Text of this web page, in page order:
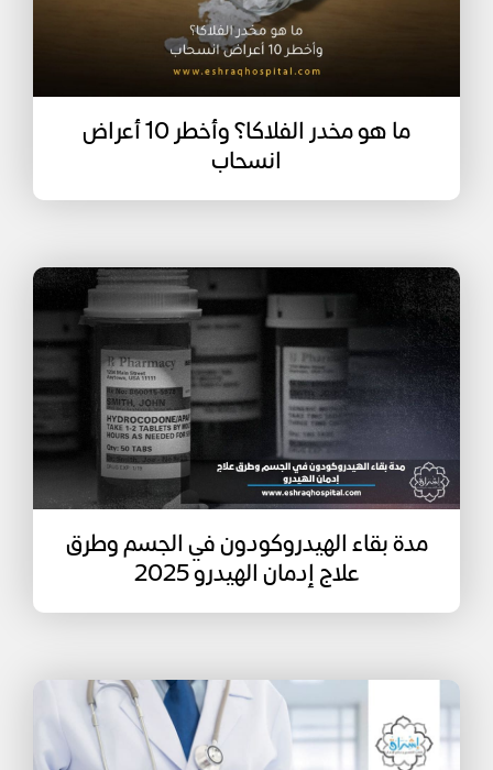
ما هو مخدر الفلاكا؟ وأخطر 10 أعراض
انسحاب
مدة بقاء الهيدروكودون في الجسم وطرق
علاج إدمان الهيدرو 2025